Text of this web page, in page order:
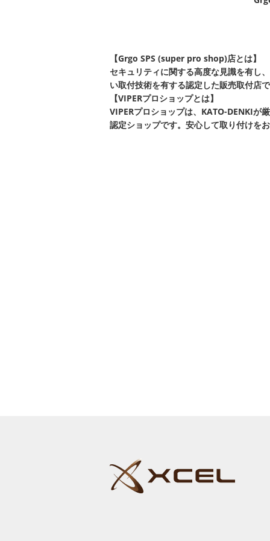
【Grgo SPS (super pro shop)店とは】
セキュリティに関する高度な見識を有し
い取付技術を有する認定した販売取付店
【VIPERプロショップとは】
VIPERプロショップは、KATO-DENKIが
認定ショップです。安心して取り付けを